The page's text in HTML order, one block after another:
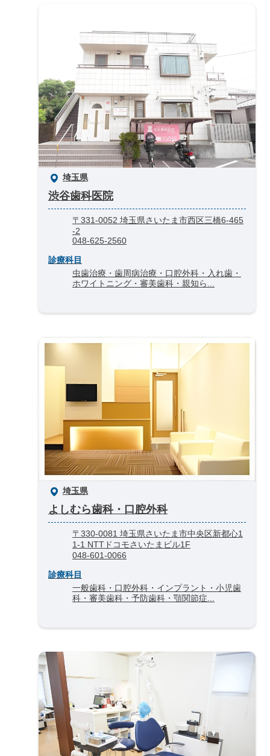
埼玉県
渋谷歯科医院
〒331-0052 埼玉県さいたま市西区三橋6-465
-2
048-625-2560
診療科目
虫歯治療・歯周病治療・口腔外科・入れ歯・
ホワイトニング・審美歯科・親知ら...
埼玉県
よしむら歯科・口腔外科
〒330-0081 埼玉県さいたま市中央区新都心1
1-1 NTTドコモさいたまビル1F
048-601-0066
診療科目
一般歯科・口腔外科・インプラント・小児歯
科・審美歯科・予防歯科・顎関節症...